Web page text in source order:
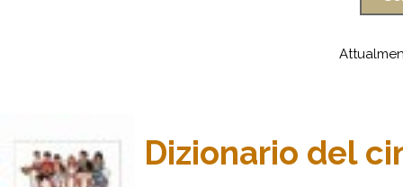
Dizionario del